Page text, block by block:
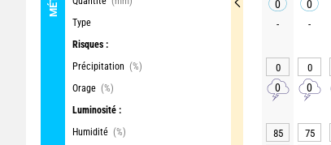
Type
Risques :
Précipitation (%)
Orage (%)
Luminosité :
Humidité (%)
0 0
- -
0 0
0 0
85 75